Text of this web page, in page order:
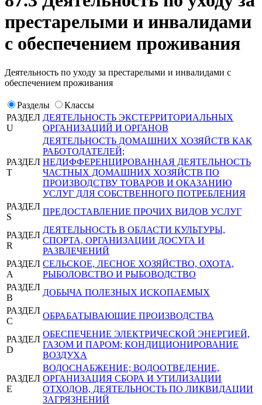
престарелыми и инвалидами
с обеспечением проживания
Деятельность по уходу за престарелыми и инвалидами с
обеспечением проживания
Разделы
Классы
РАЗДЕЛ
U
ДЕЯТЕЛЬНОСТЬ ЭКСТЕРРИТОРИАЛЬНЫХ
ОРГАНИЗАЦИЙ И ОРГАНОВ
РАЗДЕЛ
T
ДЕЯТЕЛЬНОСТЬ ДОМАШНИХ ХОЗЯЙСТВ КАК
РАБОТОДАТЕЛЕЙ;
НЕДИФФЕРЕНЦИРОВАННАЯ ДЕЯТЕЛЬНОСТЬ
ЧАСТНЫХ ДОМАШНИХ ХОЗЯЙСТВ ПО
ПРОИЗВОДСТВУ ТОВАРОВ И ОКАЗАНИЮ
УСЛУГ ДЛЯ СОБСТВЕННОГО ПОТРЕБЛЕНИЯ
РАЗДЕЛ
S
ПРЕДОСТАВЛЕНИЕ ПРОЧИХ ВИДОВ УСЛУГ
РАЗДЕЛ
R
ДЕЯТЕЛЬНОСТЬ В ОБЛАСТИ КУЛЬТУРЫ,
СПОРТА, ОРГАНИЗАЦИИ ДОСУГА И
РАЗВЛЕЧЕНИЙ
РАЗДЕЛ
A
СЕЛЬСКОЕ, ЛЕСНОЕ ХОЗЯЙСТВО, ОХОТА,
РЫБОЛОВСТВО И РЫБОВОДСТВО
РАЗДЕЛ
B
ДОБЫЧА ПОЛЕЗНЫХ ИСКОПАЕМЫХ
РАЗДЕЛ
C
ОБРАБАТЫВАЮЩИЕ ПРОИЗВОДСТВА
РАЗДЕЛ
D
ОБЕСПЕЧЕНИЕ ЭЛЕКТРИЧЕСКОЙ ЭНЕРГИЕЙ,
ГАЗОМ И ПАРОМ; КОНДИЦИОНИРОВАНИЕ
ВОЗДУХА
РАЗДЕЛ
E
ВОДОСНАБЖЕНИЕ; ВОДООТВЕДЕНИЕ,
ОРГАНИЗАЦИЯ СБОРА И УТИЛИЗАЦИИ
ОТХОДОВ, ДЕЯТЕЛЬНОСТЬ ПО ЛИКВИДАЦИИ
ЗАГРЯЗНЕНИЙ